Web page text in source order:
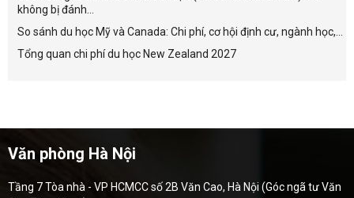
không bị đánh...
So sánh du học Mỹ và Canada: Chi phí, cơ hội định cư, ngành học,...
Tổng quan chi phí du học New Zealand 2027
Văn phòng Hà Nội
Tầng 7 Tòa nhà - VP HCMCC số 2B Văn Cao, Hà Nội (Góc ngã tư Văn